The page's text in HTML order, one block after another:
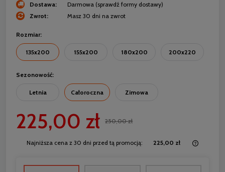
Dostawa:
Darmowa (sprawdź formy dostawy)
Zwrot:
Masz 30 dni na zwrot
Rozmiar:
135x200 155x200 180x200 200x220
Sezonowość:
Letnia Całoroczna Zimowa
225,00 zł 250,00 zł
Najniższa cena z 30 dni przed tą promocją: 225,00 zł